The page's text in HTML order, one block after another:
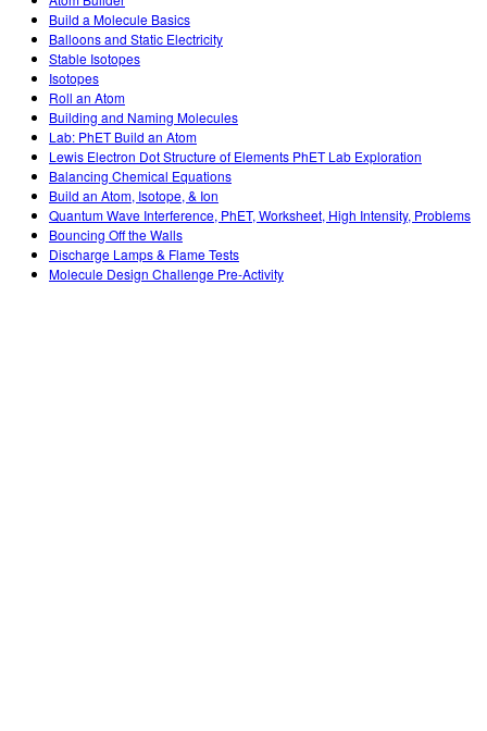
Build a Molecule Basics
Balloons and Static Electricity
Stable Isotopes
Isotopes
Roll an Atom
Building and Naming Molecules
Lab: PhET Build an Atom
Lewis Electron Dot Structure of Elements PhET Lab Exploration
Balancing Chemical Equations
Build an Atom, Isotope, & Ion
Quantum Wave Interference, PhET, Worksheet, High Intensity, Problems
Bouncing Off the Walls
Discharge Lamps & Flame Tests
Molecule Design Challenge Pre-Activity